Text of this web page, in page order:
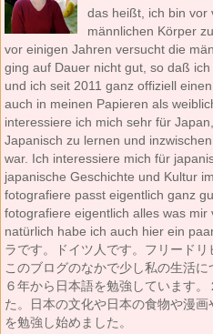
das heißt, ich bin vor
männlichen Körper
vor einigen Jahren versucht die
ging auf Dauer nicht gut, so daß
und ich seit 2011 ganz offiziell
auch in meinen Papieren als
interessiere ich mich sehr für
Japanisch zu lernen und
war. Ich interessiere mich für
japanische Geschichte und Kultur
fotografiere passt eigentlich ganz
fotografiere eigentlich alles was
natürlich habe ich auch hier ein
ラです。ドイツ人です。フリードリ
このブログのなかで少し私の生活
６年から日本語を勉強しています
た。日本の文化や日本の食物や漫
を勉強し始めました。